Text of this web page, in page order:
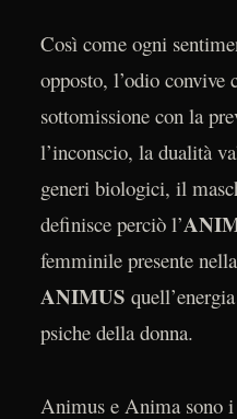
Così come ogni
opposto, l’odio convive
sottomissione con la
l’inconscio, la dualità
generi biologici, il
definisce perciò l’
femminile presente
ANIMUS
psiche della donna.
Animus e Anima sono